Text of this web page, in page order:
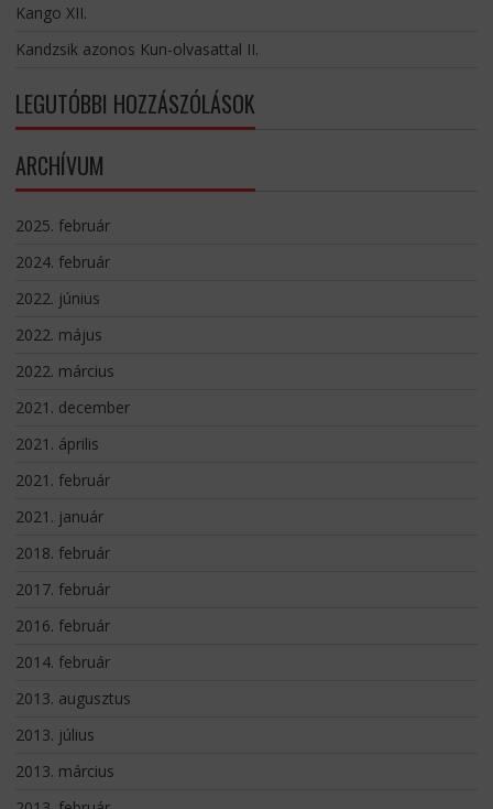
Kango XII.
Kandzsik azonos Kun-olvasattal II.
LEGUTÓBBI HOZZÁSZÓLÁSOK
ARCHÍVUM
2025. február
2024. február
2022. június
2022. május
2022. március
2021. december
2021. április
2021. február
2021. január
2018. február
2017. február
2016. február
2014. február
2013. augusztus
2013. július
2013. március